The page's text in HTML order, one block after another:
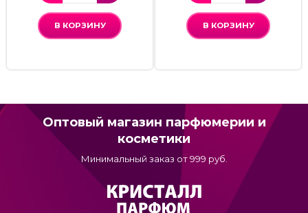
В КОРЗИНУ В КОРЗИНУ
Оптовый магазин парфюмерии и
косметики
Минимальный заказ от 999 руб.